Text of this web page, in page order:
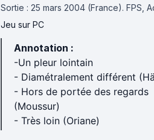
Sortie : 25 mars 2004 (France). FPS,
Jeu sur PC
Annotation :
-Un pleur lointain
- Diamétralement différent
- Hors de portée des regards
(Moussur)
- Très loin (Oriane)